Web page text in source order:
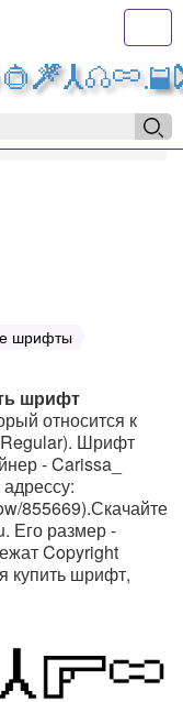
шрифты
шрифт
относится к
Regular). Шрифт
- Carissa_
855669).Скачайте
Его размер -
Copyright
купить шрифт,